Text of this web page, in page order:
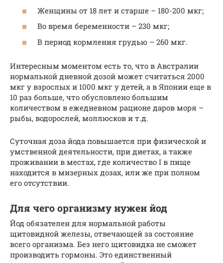
Женщины от 18 лет и старше – 180-200 мкг;
Во время беременности – 230 мкг;
В период кормления грудью – 260 мкг.
Интересным моментом есть то, что в Австралии
нормальной дневной дозой может считаться 2000
мкг у взрослых и 1000 мкг у детей, а в Японии еще в
10 раз больше, что обусловлено большим
количеством в ежедневном рационе даров моря –
рыбы, водорослей, моллюсков и т.д.
Суточная доза йода повышается при физической и
умственной деятельности, при диетах, а также
проживании в местах, где количество I в пище
находится в мизерных дозах, или же при полном
его отсутствии.
Для чего организму нужен йод
Йод обязателен для нормальной работы
щитовидной железы, отвечающей за состояние
всего организма. Без него щитовидка не сможет
производить гормоны. Это единственный